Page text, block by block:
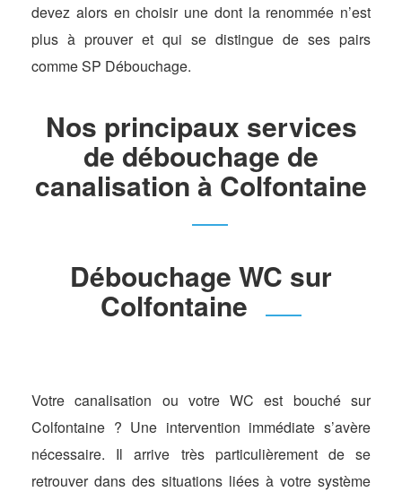
devez alors en choisir une dont la renommée n’est
plus à prouver et qui se distingue de ses pairs
comme SP Débouchage.
Nos principaux services
de débouchage de
canalisation à Colfontaine
Débouchage WC sur
Colfontaine
Votre canalisation ou votre WC est bouché sur
Colfontaine ? Une intervention immédiate s’avère
nécessaire. Il arrive très particulièrement de se
retrouver dans des situations liées à votre système